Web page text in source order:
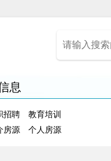
息
招聘
教育培训
房源 个人房源